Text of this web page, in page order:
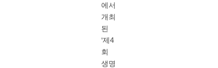
에서
개최
된
‘제4
회
생명